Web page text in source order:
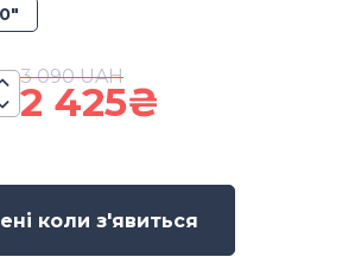
3 090 UAH
2 425₴
коли з'явиться